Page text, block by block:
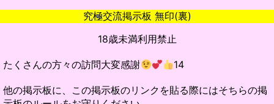
究極交流掲示板 無印(裏)
18歳未満利用禁止
たくさんの方々の訪問大変感謝 14
他の掲示板に、この掲示板のリンクを貼る際にはそちらの掲